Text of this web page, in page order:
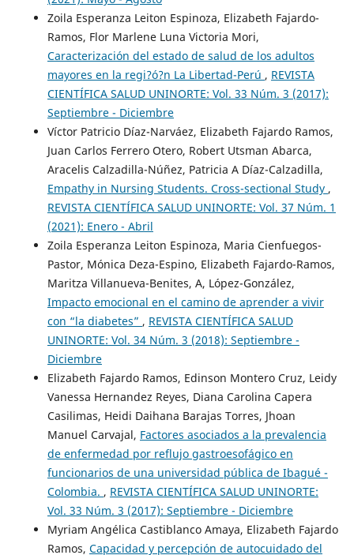
Zoila Esperanza Leiton Espinoza, Elizabeth Fajardo-
Ramos, Flor Marlene Luna Victoria Mori,
Caracterización del estado de salud de los adultos
mayores en la regi?ó?n La Libertad-Perú , REVISTA
CIENTÍFICA SALUD UNINORTE: Vol. 33 Núm. 3 (2017):
Septiembre - Diciembre
Víctor Patricio Díaz-Narváez, Elizabeth Fajardo Ramos,
Juan Carlos Ferrero Otero, Robert Utsman Abarca,
Aracelis Calzadilla-Núñez, Patricia A Díaz-Calzadilla,
Empathy in Nursing Students. Cross-sectional Study ,
REVISTA CIENTÍFICA SALUD UNINORTE: Vol. 37 Núm. 1
(2021): Enero - Abril
Zoila Esperanza Leiton Espinoza, Maria Cienfuegos-
Pastor, Mónica Deza-Espino, Elizabeth Fajardo-Ramos,
Maritza Villanueva-Benites, A, López-González,
Impacto emocional en el camino de aprender a vivir
con “la diabetes” , REVISTA CIENTÍFICA SALUD
UNINORTE: Vol. 34 Núm. 3 (2018): Septiembre -
Diciembre
Elizabeth Fajardo Ramos, Edinson Montero Cruz, Leidy
Vanessa Hernandez Reyes, Diana Carolina Capera
Casilimas, Heidi Daihana Barajas Torres, Jhoan
Manuel Carvajal, Factores asociados a la prevalencia
de enfermedad por reflujo gastroesofágico en
funcionarios de una universidad pública de Ibagué -
Colombia. , REVISTA CIENTÍFICA SALUD UNINORTE:
Vol. 33 Núm. 3 (2017): Septiembre - Diciembre
Myriam Angélica Castiblanco Amaya, Elizabeth Fajardo
Ramos, Capacidad y percepción de autocuidado del